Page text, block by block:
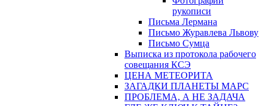
рукописи
Письма Лермана
Письмо Журавлева Львову
Письмо Сумца
Выписка из протокола рабочего
совещания КСЭ
ЦЕНА МЕТЕОРИТА
ЗАГАДКИ ПЛАНЕТЫ МАРС
ПРОБЛЕМА, А НЕ ЗАДАЧА